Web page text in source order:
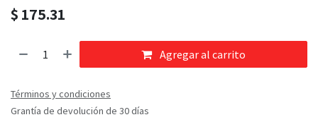
$ 175.31
Agregar al carrito
Términos y condiciones
Grantía de devolución de 30 días